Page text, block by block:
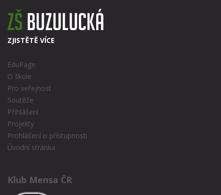
ZJISTĚTĚ VÍCE
EduPage
O škole
Pro veřejnost
Soutěže
Přihlášení
Projekty
Prohlášení o přístupnosti
Úvodní stránka
Klub Mensa ČR